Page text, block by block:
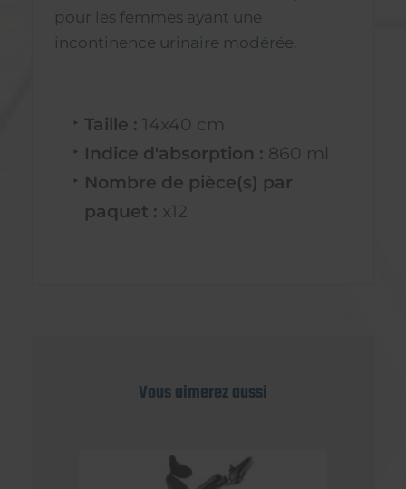
pour les femmes ayant une
incontinence urinaire modérée.
Taille : 14x40 cm
Indice d'absorption : 860 ml
Nombre de pièce(s) par
paquet : x12
Vous aimerez aussi